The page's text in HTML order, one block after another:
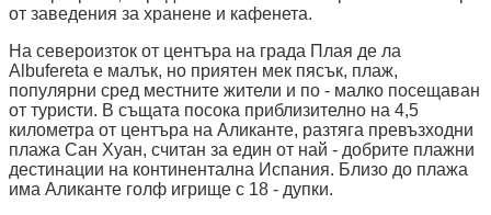
от заведения за хранене и кафенета.
На североизток от центъра на града Плая де ла
Albufereta е малък, но приятен мек пясък, плаж,
популярни сред местните жители и по - малко посещаван
от туристи. В същата посока приблизително на 4,5
километра от центъра на Аликанте, разтяга превъзходни
плажа Сан Хуан, считан за един от най - добрите плажни
дестинации на континентална Испания. Близо до плажа
има Аликанте голф игрище с 18 - дупки.